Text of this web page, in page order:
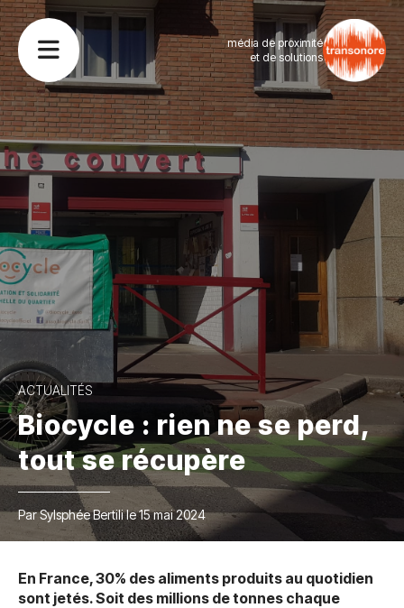
média de proximité
et de solutions
ACTUALITÉS
Biocycle : rien ne se perd,
tout se récupère
Par Sylsphée Bertili le 15 mai 2024
En France, 30% des aliments produits au quotidien
sont jetés. Soit des millions de tonnes chaque